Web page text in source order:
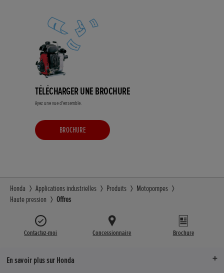
TÉLÉCHARGER UNE BROCHURE
Ayez une vue d'ensemble.
BROCHURE
Honda Applications industrielles Produits
Motopompes
Haute pression
Offres
Contactez-moi Concessionnaire Brochure
En savoir plus sur Honda